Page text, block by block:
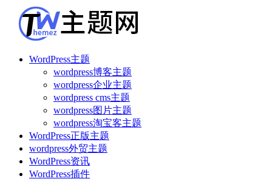
WordPress主题
wordpress博客主题
wordpress企业主题
wordpress cms主题
wordpress图片主题
wordpress淘宝客主题
WordPress正版主题
wordpress外贸主题
WordPress资讯
WordPress插件